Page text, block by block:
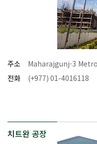
주소
Maharajgunj-3
전화
(+977) 01-4016118
치트완 공장